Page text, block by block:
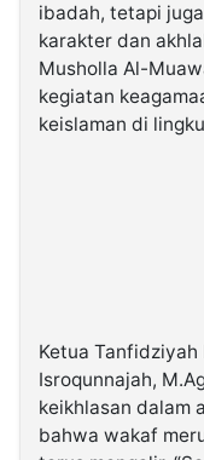
ibadah, tetapi
karakter dan
Musholla Al-
kegiatan
keislaman di
Ketua Tanfidziyah
Isroqunnajah,
keikhlasan dalam
bahwa wakaf